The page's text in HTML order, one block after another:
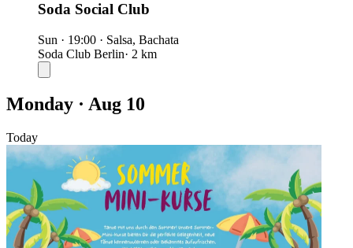
Soda Social Club
Sun · 19:00 · Salsa, Bachata
Soda Club Berlin· 2 km
Monday · Aug 10
Today